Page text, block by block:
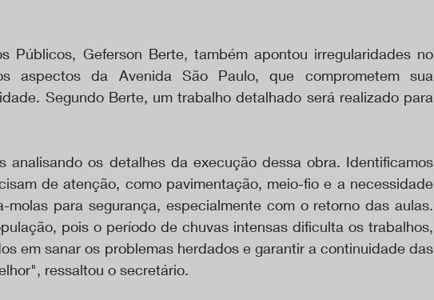
Públicos, Geferson Berte, também apontou irregularidades no
aspectos da Avenida São Paulo, que comprometem sua
Segundo Berte, um trabalho detalhado será realizado para
analisando os detalhes da execução dessa obra. Identificamos
de atenção, como pavimentação, meio-fio e a necessidade
molas para segurança, especialmente com o retorno das aulas.
pois o período de chuvas intensas dificulta os trabalhos,
em sanar os problemas herdados e garantir a continuidade das
ressaltou o secretário.